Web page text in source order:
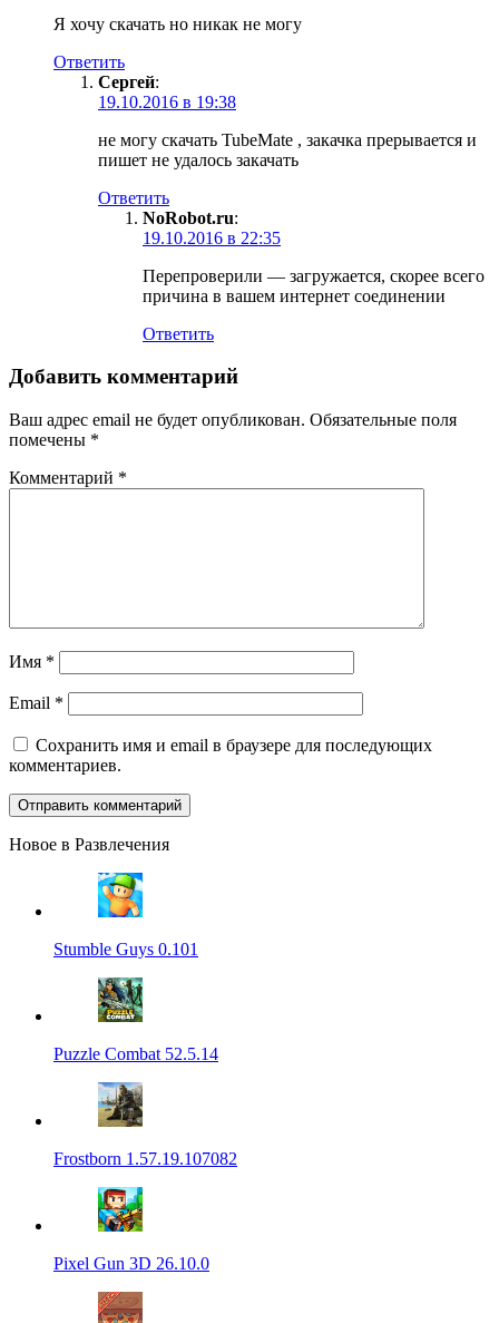
Я хочу скачать но никак не могу
Ответить
Сергей:
19.10.2016 в 19:38
не могу скачать TubeMate , закачка прерывается и
пишет не удалось закачать
Ответить
NoRobot.ru:
19.10.2016 в 22:35
Перепроверили — загружается, скорее всего
причина в вашем интернет соединении
Ответить
Добавить комментарий
Ваш адрес email не будет опубликован. Обязательные поля
помечены *
Комментарий *
Имя *
Email *
Сохранить имя и email в браузере для последующих
комментариев.
Новое в Развлечения
Stumble Guys 0.101
Puzzle Combat 52.5.14
Frostborn 1.57.19.107082
Pixel Gun 3D 26.10.0